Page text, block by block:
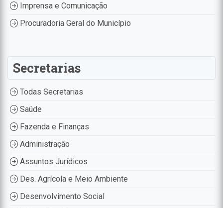
Imprensa e Comunicação
Procuradoria Geral do Município
Secretarias
Todas Secretarias
Saúde
Fazenda e Finanças
Administração
Assuntos Jurídicos
Des. Agrícola e Meio Ambiente
Desenvolvimento Social